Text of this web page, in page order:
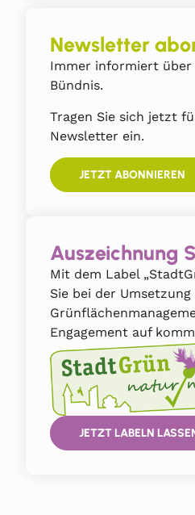
Newsletter
Immer informiert über
Bündnis.
Tragen Sie sich jetzt
Newsletter ein.
JETZT ABONNIEREN
Auszeichnung
Mit dem Label
Sie bei der
Engagement auf
JETZT LABELN